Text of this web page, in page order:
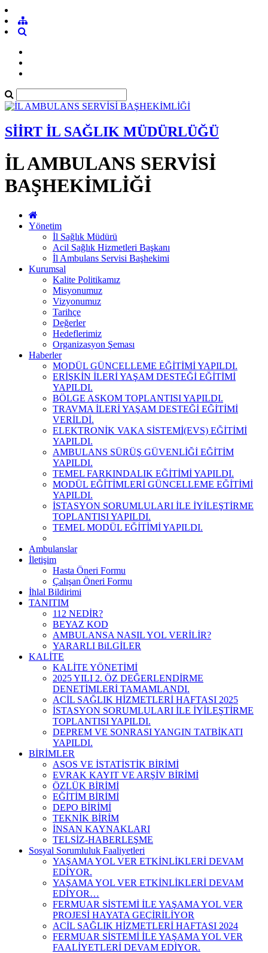
SİİRT İL SAĞLIK MÜDÜRLÜĞÜ
İL AMBULANS SERVİSİ
BAŞHEKİMLİĞİ
Yönetim
İl Sağlık Müdürü
Acil Sağlık Hizmetleri Başkanı
İl Ambulans Servisi Başhekimi
Kurumsal
Kalite Politikamız
Misyonumuz
Vizyonumuz
Tarihçe
Değerler
Hedeflerimiz
Organizasyon Şeması
Haberler
MODÜL GÜNCELLEME EĞİTİMİ YAPILDI.
ERİŞKİN İLERİ YAŞAM DESTEĞİ EĞİTİMİ
YAPILDI.
BÖLGE ASKOM TOPLANTISI YAPILDI.
TRAVMA İLERİ YAŞAM DESTEĞİ EĞİTİMİ
VERİLDİ.
ELEKTRONİK VAKA SİSTEMİ(EVS) EĞİTİMİ
YAPILDI.
AMBULANS SÜRÜŞ GÜVENLİĞİ EĞİTİM
YAPILDI.
TEMEL FARKINDALIK EĞİTİMİ YAPILDI.
MODÜL EĞİTİMLERİ GÜNCELLEME EĞİTİMİ
YAPILDI.
İSTASYON SORUMLULARI İLE İYİLEŞTİRME
TOPLANTISI YAPILDI.
TEMEL MODÜL EĞİTİMİ YAPILDI.
Ambulanslar
İletişim
Hasta Öneri Formu
Çalışan Öneri Formu
İhlal Bildirimi
TANITIM
112 NEDİR?
BEYAZ KOD
AMBULANSA NASIL YOL VERİLİR?
YARARLI BiLGİLER
KALİTE
KALİTE YÖNETİMİ
2025 YILI 2. ÖZ DEĞERLENDİRME
DENETİMLERİ TAMAMLANDI.
ACİL SAĞLIK HİZMETLERİ HAFTASI 2025
İSTASYON SORUMLULARI İLE İYİLEŞTİRME
TOPLANTISI YAPILDI.
DEPREM VE SONRASI YANGIN TATBİKATI
YAPILDI.
BİRİMLER
ASOS VE İSTATİSTİK BİRİMİ
EVRAK KAYIT VE ARŞİV BİRİMİ
ÖZLÜK BİRİMİ
EĞİTİM BİRİMİ
DEPO BİRİMİ
TEKNİK BİRİM
İNSAN KAYNAKLARI
TELSİZ-HABERLEŞME
Sosyal Sorumluluk Faaliyetleri
YAŞAMA YOL VER ETKİNLİKLERİ DEVAM
EDİYOR.
YAŞAMA YOL VER ETKİNLİKLERİ DEVAM
EDİYOR…
FERMUAR SİSTEMİ İLE YAŞAMA YOL VER
PROJESİ HAYATA GEÇİRİLİYOR
ACİL SAĞLIK HİZMETLERİ HAFTASI 2024
FERMUAR SİSTEMİ İLE YAŞAMA YOL VER
FAALİYETLERİ DEVAM EDİYOR.